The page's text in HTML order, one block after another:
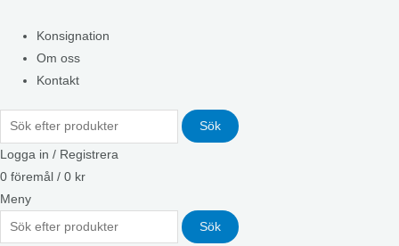
Konsignation
Om oss
Kontakt
Sök
Logga in / Registrera
0 föremål / 0 kr
Meny
Sök